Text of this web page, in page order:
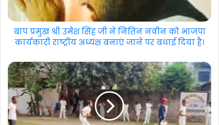
बाप प्रमुख श्री उमेश सिंह जी ने नितिन नवीन को भाजपा
कार्यकारी राष्ट्रीय अध्यक्ष बनाएं जाने पर बधाई दिया है।